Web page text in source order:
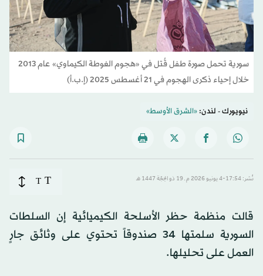
سورية تحمل صورة طفل قُتل في «هجوم الغوطة الكيماوي» عام 2013
خلال إحياء ذكرى الهجوم في 21 أغسطس 2025 (إ.ب.أ)
نيويورك - لندن:«الشرق الأوسط»
نُشر: 17:54-4 يونيو 2026 م ـ 19 ذو الحِجّة 1447 هـ T
T
قالت منظمة حظر الأسلحة الكيميائية إن السلطات
السورية سلمتها 34 صندوقاً تحتوي على وثائق جارٍ
العمل على تحليلها.